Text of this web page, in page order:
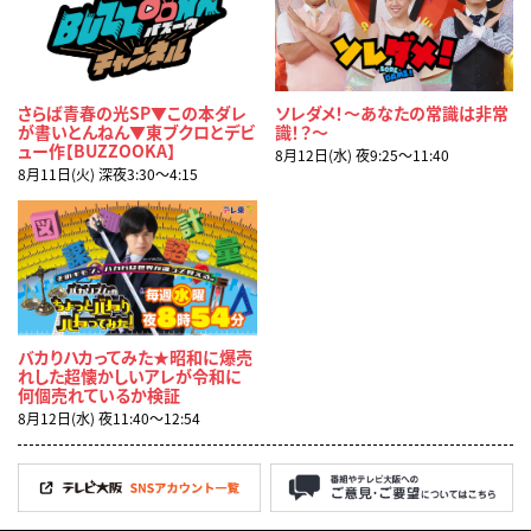
さらば青春の光SP▼この本ダレ
が書いとんねん▼東ブクロとデビ
ュー作【BUZZOOKA】
8月11日(火) 深夜3:30〜4:15
ソレダメ！～あなたの常識は非常
識！？～
8月12日(水) 夜9:25〜11:40
バカりハカってみた★昭和に爆売
れした超懐かしいアレが令和に
何個売れているか検証
8月12日(水) 夜11:40〜12:54